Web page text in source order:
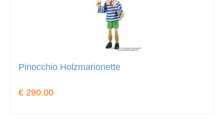
Pinocchio Holzmarionette
€ 290.00